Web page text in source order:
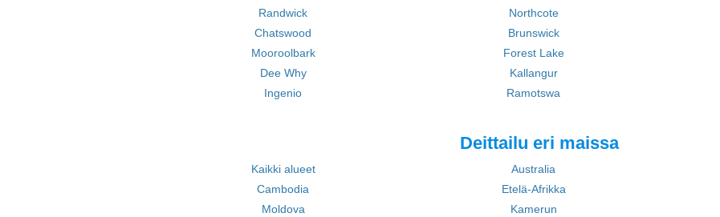
Randwick
Northcote
Chatswood
Brunswick
Mooroolbark
Forest Lake
Dee Why
Kallangur
Ingenio
Ramotswa
Deittailu eri maissa
Kaikki alueet Australia
Cambodia
Etelä-Afrikka
Moldova
Kamerun